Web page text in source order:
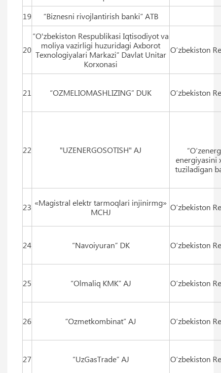
19
“Biznesni rivojlantirish banki” ATB
20
“O'zbekiston Respublikasi Iqtisodiyot va
moliya vazirligi huzuridagi Axborot
Texnologiyalari Markazi” Davlat Unitar
Korxonasi
O‘zbekiston
21 “OZMELIOMASHLIZING” DUK O‘zbekiston
22 "UZENERGOSOTISH" AJ
energiyasini
tuziladigan
23 «Magistral elektr tarmoqlari injinirmg»
MCHJ
O‘zbekiston
24 “Navoiyuran” DK O‘zbekiston
25 “Olmaliq KMK” AJ O‘zbekiston
26 “Ozmetkombinat” AJ O‘zbekiston
27 “UzGasTrade” AJ O‘zbekiston